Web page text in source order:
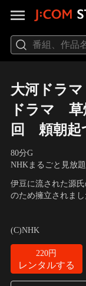
大河ドラ
ドラマ
回 頼朝起
80分G
NHKまるごと見放
伊豆に流された源
のため擁立されま
浅譲二
(C)NHK
220円
レンタルする